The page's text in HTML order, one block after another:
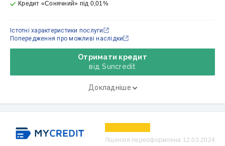
Отримати кредит
від Suncredit
Докладніше
Кредит «Сонячний» під 0,01%
Істотні характеристики послуги
Попередження про можливі наслідки
Ліцензія переоформлена 12.03.2024